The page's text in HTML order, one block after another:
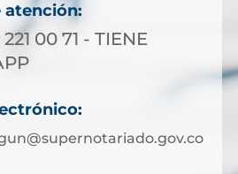
atención:
00 71 - TIENE